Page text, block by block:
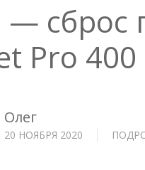
— сброс
Pro
Олег
20 НОЯБРЯ 2020